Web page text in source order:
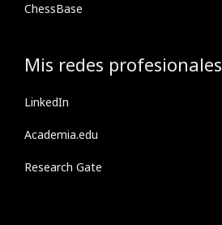
ChessBase
Mis redes profesionales
LinkedIn
Academia.edu
Research Gate